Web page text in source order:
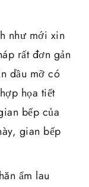
như mới xin
rất đơn gản
dầu mỡ có
họa tiết
bếp của
gian bếp
ẩm lau